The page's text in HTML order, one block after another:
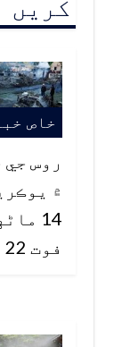
کریں
خاص
روس جي
۾
14
فوت 22 زخمي